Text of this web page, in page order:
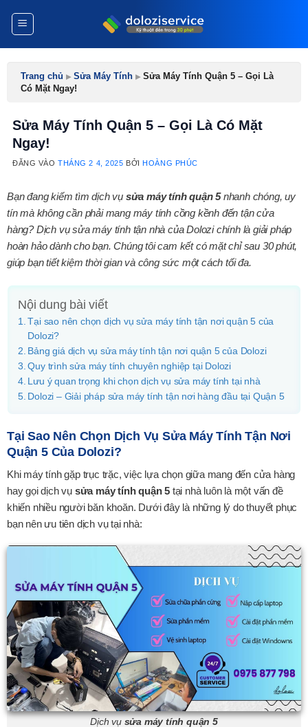
Trang chủ ▸ Sửa Máy Tính ▸ Sửa Máy Tính Quận 5 – Gọi Là
Có Mặt Ngay!
Sửa Máy Tính Quận 5 – Gọi Là Có Mặt
Ngay!
ĐĂNG VÀOTHÁNG 2 4, 2025 BỞIHOÀNG PHÚC
Bạn đang kiếm tìm dịch vụ sửa máy tính quận 5nhanh chóng, uy
tín mà không cần phải mang máy tính cồng kềnh đến tận cửa
hàng? Dịch vụ sửa máy tính tận nhà của Dolozi chính là giải pháp
hoàn hảo dành cho bạn. Chúng tôi cam kết có mặt chỉ sau 30 phút,
giúp bạn tiết kiệm thời gian và công sức một cách tối đa.
Nội dung bài viết
Tại sao nên chọn dịch vụ sửa máy tính tận nơi quận 5 của
Dolozi?
Bảng giá dịch vụ sửa máy tính tận nơi quận 5 của Dolozi
Quy trình sửa máy tính chuyên nghiệp tại Dolozi
Lưu ý quan trọng khi chọn dịch vụ sửa máy tính tại nhà
Dolozi – Giải pháp sửa máy tính tận nơi hàng đầu tại Quận 5
Tại Sao Nên Chọn Dịch Vụ Sửa Máy Tính Tận Nơi
Quận 5 Của Dolozi?
Khi máy tính gặp trục trặc, việc lựa chọn giữa mang đến cửa hàng
hay gọi dịch vụ sửa máy tính quận 5 tại nhà luôn là một vấn đề
khiến nhiều người băn khoăn. Dưới đây là những lý do thuyết phục
bạn nên ưu tiên dịch vụ tại nhà:
Dịch vụ sửa máy tính quận 5